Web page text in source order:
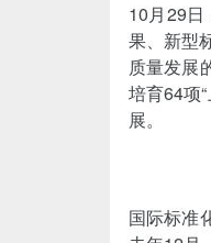
10月29日
果、新型
质量发展
培育64项
展。
国际标准